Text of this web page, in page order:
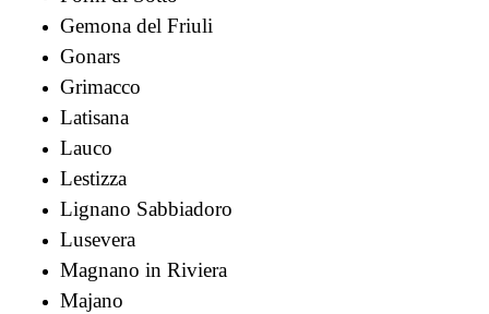
Gemona del Friuli
Gonars
Grimacco
Latisana
Lauco
Lestizza
Lignano Sabbiadoro
Lusevera
Magnano in Riviera
Majano